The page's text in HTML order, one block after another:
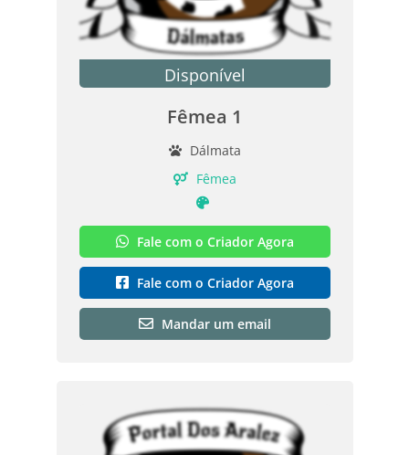
Disponível
Fêmea 1
Dálmata
Fêmea
Fale com o Criador Agora
Fale com o Criador Agora
Mandar um email